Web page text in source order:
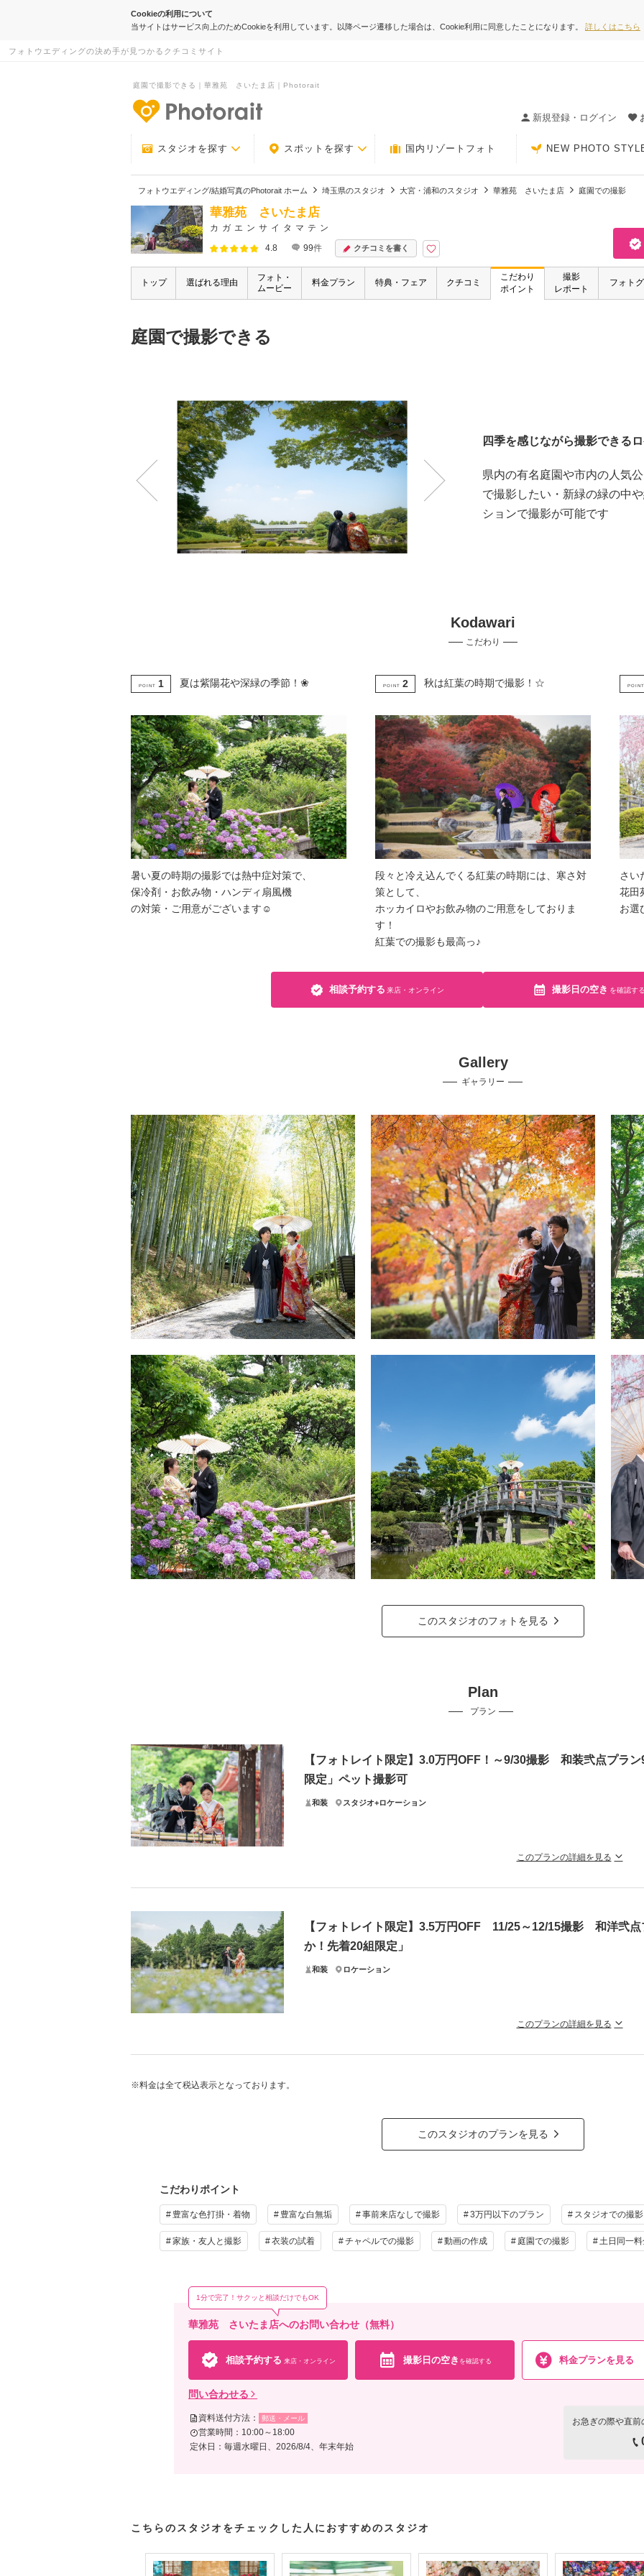
Cookieの利用について
当サイトはサービス向上のためCookieを利用しています。以降ページ遷移した場合は、Cookie利用に同意したことになります。 詳しくはこちら
フォトウエディングの決め手が見つかるクチコミサイト
庭園で撮影できる｜華雅苑 さいたま店｜Photorait
新規登録・ログイン
スタジオを探す スポットを探す 国内リゾートフォト NEW PHOTO
フォトウエディング/結婚写真のPhotorait ホーム 埼玉県のスタジオ 大宮・浦和のスタジオ 華雅苑 さいたま店 庭園での撮影
華雅苑 さいたま店
カガエンサイタマテン
4.8
99件 クチコミを書く
トップ 選ばれる理由
フォト・
ムービー
料金プラン 特典・フェア クチコミ
こだわり
ポイント
撮影
レポート
フォト
庭園で撮影できる
四季を感じながら撮影できる
県内の有名庭園や市内の人気
で撮影したい・新緑の緑の中
ションで撮影が可能です
Kodawari
こだわり
POINT 1 夏は紫陽花や深緑の季節！❀
暑い夏の時期の撮影では熱中症対策で、
保冷剤・お飲み物・ハンディ扇風機
の対策・ご用意がございます☺
POINT 2 秋は紅葉の時期で撮影！☆
段々と冷え込んでくる紅葉の時期には、寒さ対
策として、
ホッカイロやお飲み物のご用意をしておりま
す！
紅葉での撮影も最高っ♪
さい
花田
お選
相談予約する 来店・オンライン 撮影日の空き を確認す
Gallery
ギャラリー
このスタジオのフォトを見る
Plan
プラン
【フォトレイト限定】3.0万円OFF！～9/30撮影 和装弐点プラ
限定」ペット撮影可
和装 スタジオ+ロケーション
このプランの詳細を見る
髪飾り・撮影小物・ブーケ・肌着・足袋無料貸出！ 新婦様：和装二着（
お写真データ130カット
★特典付き
土日祝撮影の場合：土日祝料金無料（6/1～8/31まで）
挙式 家族と撮影
相談予約する
来店・オンライン 撮影日の空きを確
【フォトレイト限定】3.5万円OFF 11/25～12/15撮影 和洋弐
か！先着20組限定」
和装 ロケーション
このプランの詳細を見る
髪飾り・撮影小物・ブーケ・肌着・足袋無料貸出！ 新婦様：和装一着（
平日撮影の場合：ウェルカムボードプレゼント
その他含むもの
相談予約する
※料金は全て税込表示となっております。
このスタジオのプランを見る
こだわりポイント
豊富な色打掛・着物 豊富な白無垢 事前来店なしで撮影 3万円以下のプラン スタジオでの撮影
家族・友人と撮影 衣装の試着 チャペルでの撮影 動画の作成 庭園での撮影 土日同一
華雅苑 さいたま店へのお問い合わせ（無料）
1分で完了！サクッと相談だけでもOK
相談予約する 来店・オンライン 撮影日の空き を確認する 料金プランを見る
問い合わせる
資料送付方法： 郵送・メール
営業時間：10:00～18:00
定休日：毎週水曜日、2026/8/4、年末年始
お急ぎの際や直
こちらのスタジオをチェックした人におすすめのスタジオ